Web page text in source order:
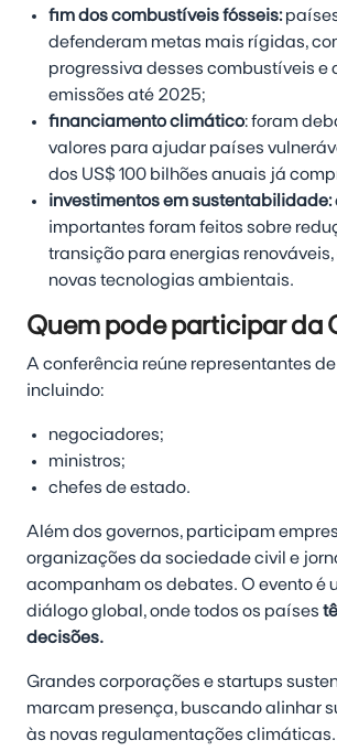
fim dos combustíveis fósseis:
defenderam metas mais rígidas,
progressiva desses combustíveis e
emissões até 2025;
financiamento climático: foram
valores para ajudar países
dos US$ 100 bilhões anuais já
investimentos em sustentabilidade:
importantes foram feitos sobre
transição para energias renováveis,
novas tecnologias ambientais.
Quem pode participar da
A conferência reúne representantes de
incluindo:
negociadores;
ministros;
chefes de estado.
Além dos governos, participam
organizações da sociedade civil e
acompanham os debates. O evento é
diálogo global, onde todos os países
decisões.
Grandes corporações e startups
marcam presença, buscando alinhar
às novas regulamentações climáticas.